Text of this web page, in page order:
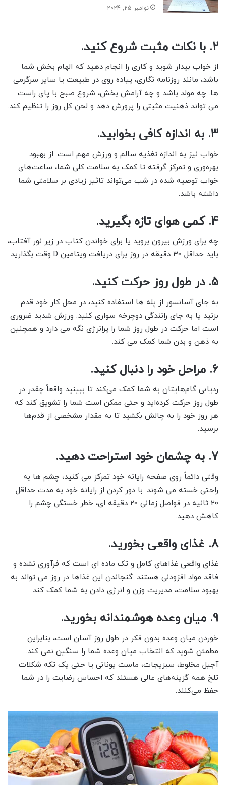
نوامبر 25, 2024
2. با نکات مثبت شروع کنید.
از خواب بیدار شوید و کاری را انجام دهید که الهام بخش شما
باشد، مانند روزنامه نگاری، پیاده روی در طبیعت یا سایر سرگرمی
ها. چه مولد باشد و چه آرامش بخش، شروع صبح با پای راست
می تواند ذهنیت مثبتی را پرورش دهد و لحن کل روز را تنظیم کند.
3. به اندازه کافی بخوابید.
خواب نیز به اندازه تغذیه سالم و ورزش مهم است. از بهبود
بهره‌وری و تمرکز گرفته تا کمک به سلامت کلی شما، ساعت‌های
خواب توصیه شده در شب می‌تواند تاثیر زیادی بر سلامتی شما
داشته باشد.
4. کمی هوای تازه بگیرید.
چه برای ورزش بیرون بروید یا برای خواندن کتاب در زیر نور آفتاب،
باید حداقل 30 دقیقه در روز برای دریافت ویتامین D وقت بگذارید.
5. در طول روز حرکت کنید.
به جای آسانسور از پله ها استفاده کنید، در محل کار خود قدم
بزنید یا به جای رانندگی دوچرخه سواری کنید. ورزش شدید ضروری
است اما حرکت در طول روز شما را پرانرژی نگه می دارد و همچنین
به ذهن و بدن شما کمک می کند.
6. مراحل خود را دنبال کنید.
ردیابی گام‌هایتان به شما کمک می‌کند تا ببینید واقعاً چقدر در
طول روز حرکت کرده‌اید و حتی ممکن است شما را تشویق کند که
هر روز خود را به چالش بکشید تا به مقدار مشخصی از قدم‌ها
برسید.
7. به چشمان خود استراحت دهید.
وقتی دائماً روی صفحه رایانه خود تمرکز می کنید، چشم ها به
راحتی خسته می شوند. با دور کردن از رایانه خود به مدت حداقل
20 ثانیه در فواصل زمانی 20 دقیقه ای، خطر خستگی چشم را
کاهش دهید.
8. غذای واقعی بخورید.
غذای واقعی غذاهای کامل و تک ماده ای است که فرآوری نشده و
فاقد مواد افزودنی هستند. گنجاندن این غذاها در روز می تواند به
بهبود سلامت، مدیریت وزن و انرژی دادن به شما کمک کند.
9. میان وعده هوشمندانه بخورید.
خوردن میان وعده بدون فکر در طول روز آسان است، بنابراین
مطمئن شوید که انتخاب میان وعده شما را سنگین نمی کند.
آجیل مخلوط، سبزیجات، ماست یونانی یا حتی یک تکه شکلات
تلخ همه گزینه‌های عالی هستند که احساس رضایت را در شما
حفظ می‌کنند.